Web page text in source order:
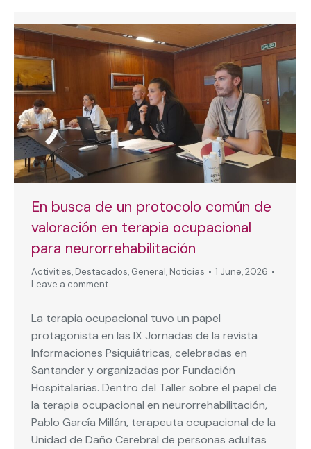
En busca de un protocolo común de
valoración en terapia ocupacional
para neurorrehabilitación
Activities, Destacados, General, Noticias
1 June, 2026
Leave a comment
La terapia ocupacional tuvo un papel
protagonista en las IX Jornadas de la revista
Informaciones Psiquiátricas, celebradas en
Santander y organizadas por Fundación
Hospitalarias. Dentro del Taller sobre el papel de
la terapia ocupacional en neurorrehabilitación,
Pablo García Millán, terapeuta ocupacional de la
Unidad de Daño Cerebral de personas adultas